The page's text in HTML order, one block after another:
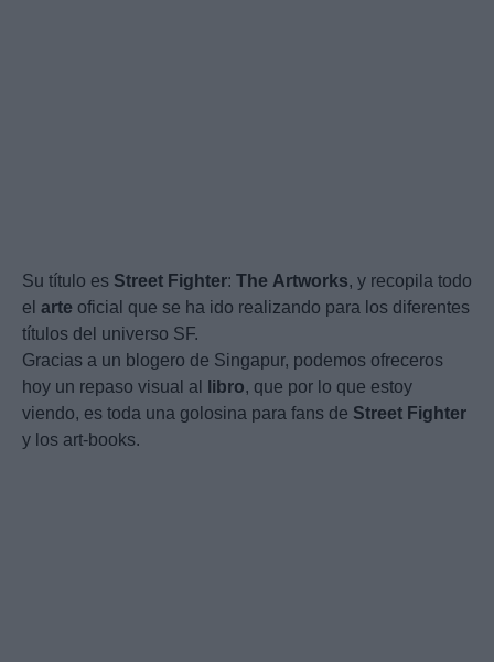
Su título es Street Fighter: The Artworks, y recopila todo
el arte oficial que se ha ido realizando para los diferentes
títulos del universo SF.
Gracias a un blogero de Singapur, podemos ofreceros
hoy un repaso visual al
libro, que por lo que estoy
viendo, es toda una golosina para fans de Street Fighter
y los art-books.